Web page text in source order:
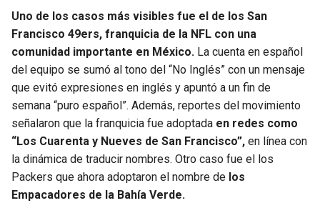
Uno de los casos más visibles fue el de los San
Francisco 49ers, franquicia de la NFL con una
comunidad importante en México. La cuenta en español
del equipo se sumó al tono del “No Inglés” con un mensaje
que evitó expresiones en inglés y apuntó a un fin de
semana “puro español”. Además, reportes del movimiento
señalaron que la franquicia fue adoptada en redes como
“Los Cuarenta y Nueves de San Francisco”, en línea con
la dinámica de traducir nombres. Otro caso fue el los
Packers que ahora adoptaron el nombre de los
Empacadores de la Bahía Verde.